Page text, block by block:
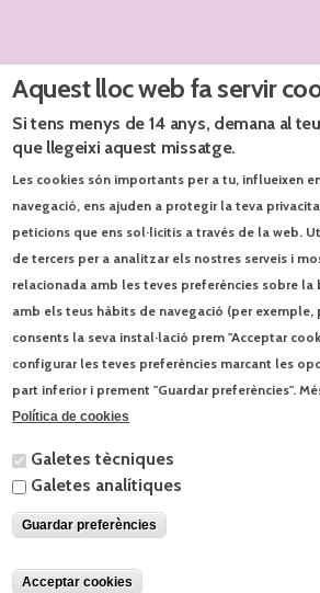
Aquest lloc web fa servir
Si tens menys de 14 anys, demana al
que llegeixi aquest missatge.
Les cookies són importants per a tu, influeixen
navegació, ens ajuden a protegir la teva
peticions que ens sol·licitis a través de la web.
de tercers per a analitzar els nostres serveis i
relacionada amb les teves preferències sobre la
amb els teus hàbits de navegació (per exemple,
consents la seva instal·lació prem "Acceptar
configurar les teves preferències marcant les
part inferior i prement "Guardar preferències".
Política de cookies
Galetes tècniques
Galetes analítiques
Guardar preferències
Acceptar cookies